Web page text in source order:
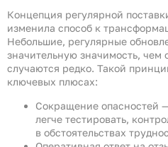
Концепция регулярной
изменила способ к
Небольшие, регулярные
значительную значимость,
случаются редко. Такой
ключевых плюсах:
Сокращение опасностей
легче тестировать,
в обстоятельствах